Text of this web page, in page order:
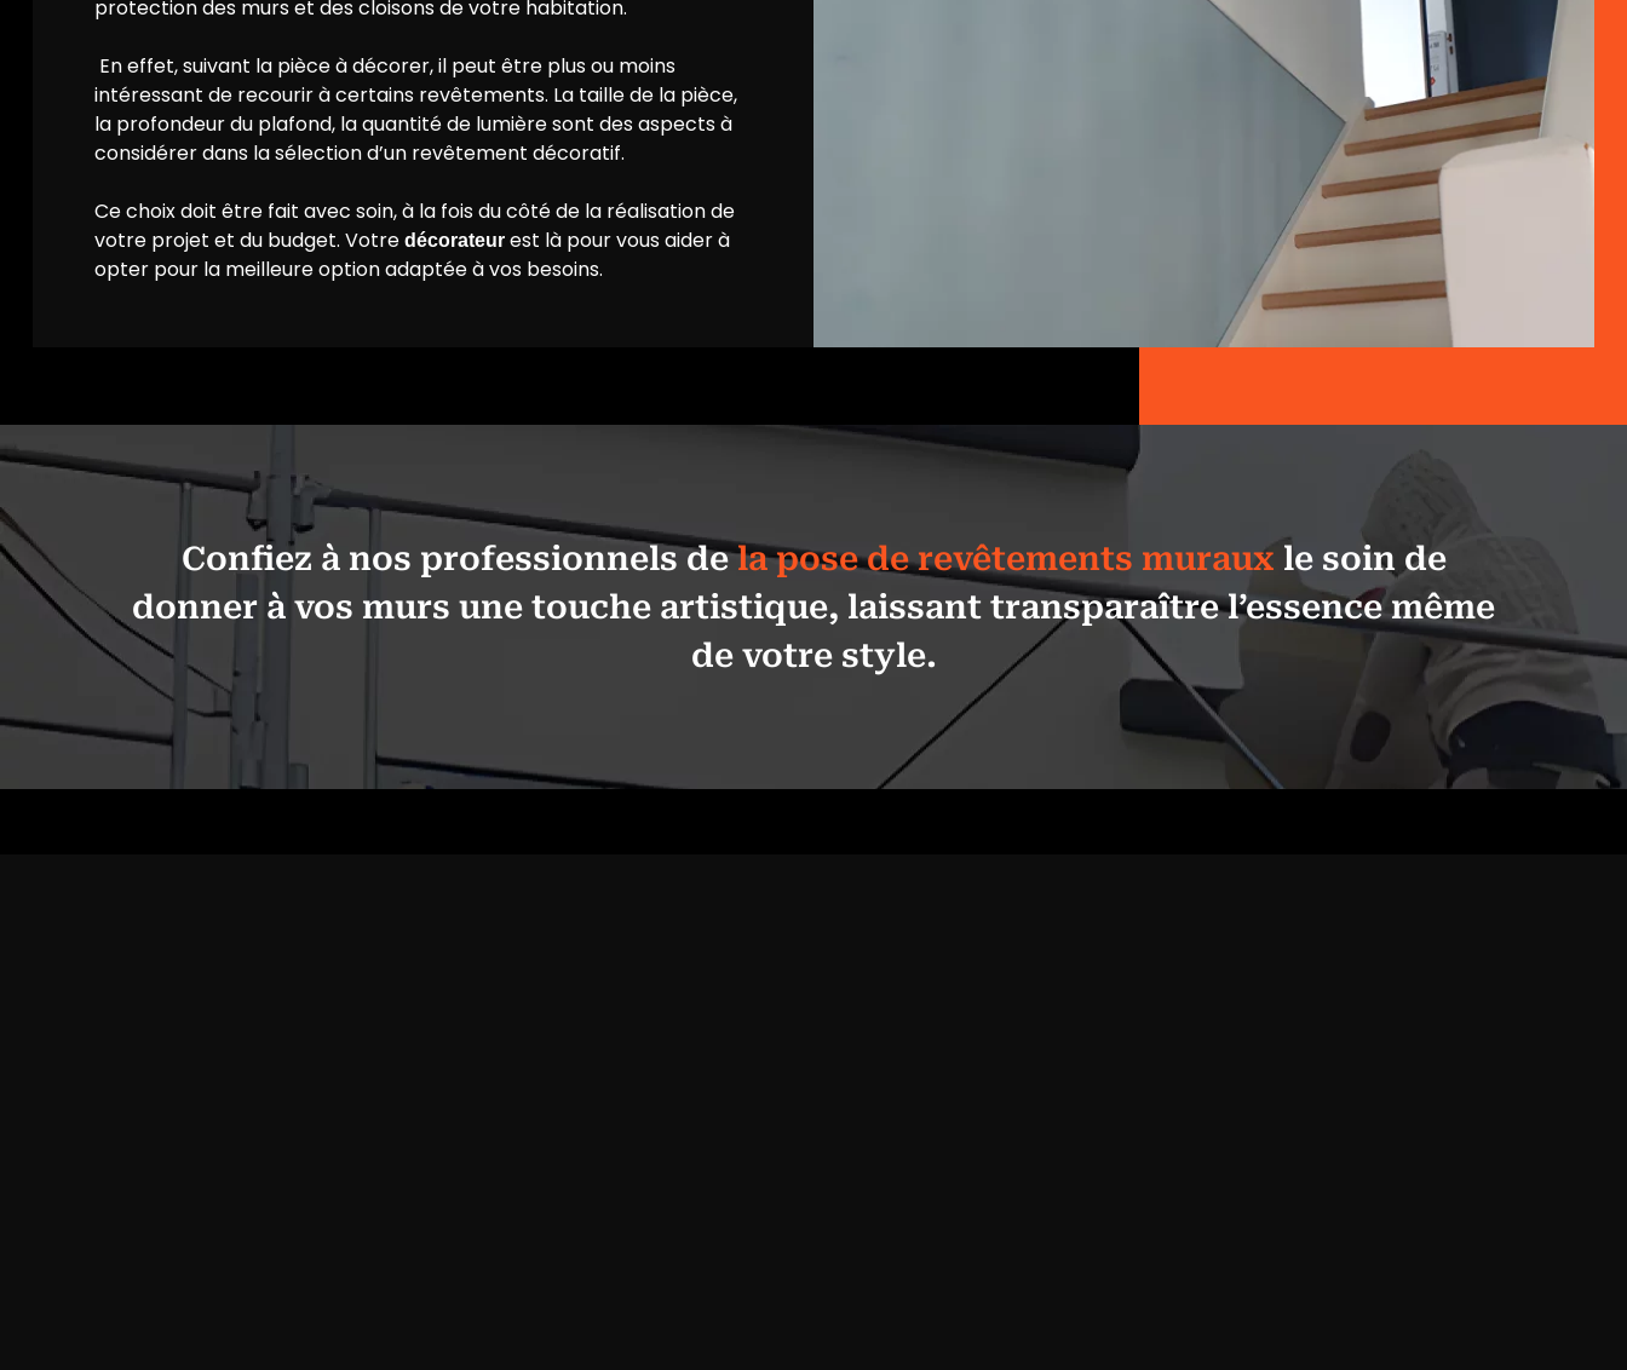
protection des murs et des cloisons de votre habitation.
En effet, suivant la pièce à décorer, il peut être plus ou moins
intéressant de recourir à certains revêtements. La taille de la pièce,
la profondeur du plafond, la quantité de lumière sont des aspects à
considérer dans la sélection d’un revêtement décoratif.
Ce choix doit être fait avec soin, à la fois du côté de la réalisation de
votre projet et du budget. Votredécorateurest là pour vous aider à
opter pour la meilleure option adaptée à vos besoins.
Confiez à nos professionnels dela pose de revêtements muraux le soin de
donner à vos murs une touche artistique, laissant transparaître l’essence même
de votre style.